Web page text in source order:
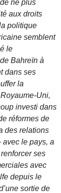
ne plus
aux droits
politique
semblent
le
Bahreïn à
dans ses
la
Uni,
investi dans
réformes de
des relations
le pays, a
ses
avec
depuis le
sortie de